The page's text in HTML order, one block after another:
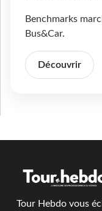
Benchmarks
Bus&Car.
Découvrir
Tour Hebdo vous